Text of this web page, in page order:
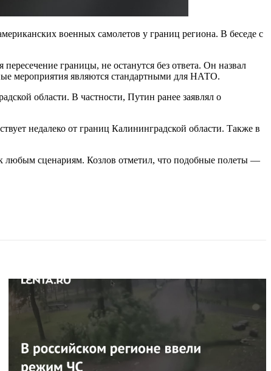
военных самолетов у границ региона. В беседе с
границы, не останутся без ответа. Он назвал
мероприятия являются стандартными для НАТО.
области. В частности, Путин ранее заявлял о
недалеко от границ Калининградской области. Также в
любым сценариям. Козлов отметил, что подобные полеты —